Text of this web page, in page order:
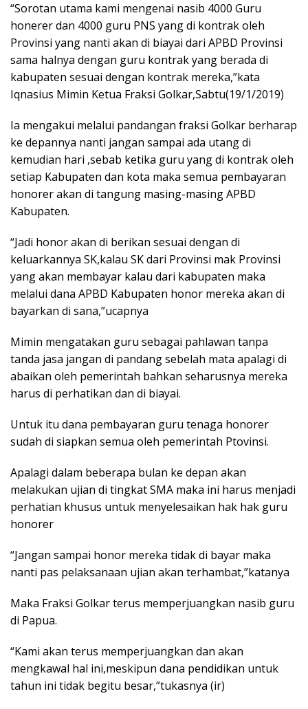
“Sorotan utama kami mengenai nasib 4000 Guru
honerer dan 4000 guru PNS yang di kontrak oleh
Provinsi yang nanti akan di biayai dari APBD Provinsi
sama halnya dengan guru kontrak yang berada di
kabupaten sesuai dengan kontrak mereka,”kata
Iqnasius Mimin Ketua Fraksi Golkar,Sabtu(19/1/2019)
Ia mengakui melalui pandangan fraksi Golkar berharap
ke depannya nanti jangan sampai ada utang di
kemudian hari ,sebab ketika guru yang di kontrak oleh
setiap Kabupaten dan kota maka semua pembayaran
honorer akan di tangung masing-masing APBD
Kabupaten.
“Jadi honor akan di berikan sesuai dengan di
keluarkannya SK,kalau SK dari Provinsi mak Provinsi
yang akan membayar kalau dari kabupaten maka
melalui dana APBD Kabupaten honor mereka akan di
bayarkan di sana,”ucapnya
Mimin mengatakan guru sebagai pahlawan tanpa
tanda jasa jangan di pandang sebelah mata apalagi di
abaikan oleh pemerintah bahkan seharusnya mereka
harus di perhatikan dan di biayai.
Untuk itu dana pembayaran guru tenaga honorer
sudah di siapkan semua oleh pemerintah Ptovinsi.
Apalagi dalam beberapa bulan ke depan akan
melakukan ujian di tingkat SMA maka ini harus menjadi
perhatian khusus untuk menyelesaikan hak hak guru
honorer
“Jangan sampai honor mereka tidak di bayar maka
nanti pas pelaksanaan ujian akan terhambat,”katanya
Maka Fraksi Golkar terus memperjuangkan nasib guru
di Papua.
“Kami akan terus memperjuangkan dan akan
mengkawal hal ini,meskipun dana pendidikan untuk
tahun ini tidak begitu besar,”tukasnya (ir)